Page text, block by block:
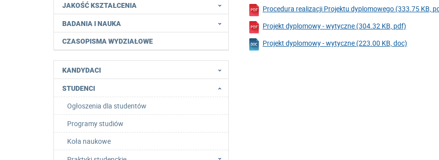
JAKOŚĆ KSZTAŁCENIA
BADANIA I NAUKA
CZASOPISMA WYDZIAŁOWE
KANDYDACI
STUDENCI
Ogłoszenia dla studentów
Programy studiów
Koła naukowe
Procedura realizacji Projektu dyplomowego (333.75 KB,
Projekt dyplomowy - wytyczne (304.32 KB, pdf)
Projekt dyplomowy - wytyczne (223.00 KB, doc)